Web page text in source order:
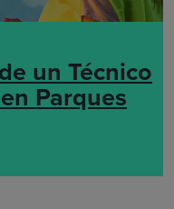
un Técnico
Parques